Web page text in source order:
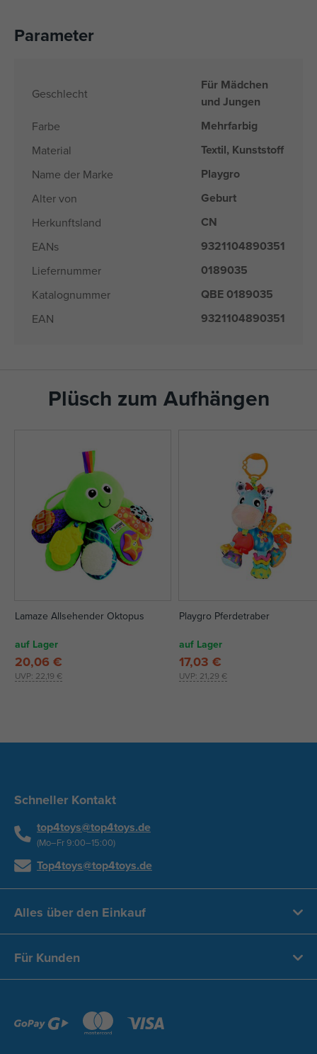
Parameter
Geschlecht
Für Mädchen
und Jungen
Farbe Mehrfarbig
Material Textil, Kunststoff
Name der Marke Playgro
Alter von Geburt
Herkunftsland CN
EANs 9321104890351
Liefernummer 0189035
Katalognummer QBE 0189035
EAN 9321104890351
Plüsch zum Aufhängen
Lamaze Allsehender Oktopus
auf Lager
UVP: 22,19 €
20,06 €
Playgro Pferdetraber
auf Lager
UVP: 21,29 €
17,03 €
Schneller Kontakt
top4toys@top4toys.de
(Mo–Fr 9:00–15:00)
Top4toys@top4toys.de
Alles über den Einkauf
Für Kunden